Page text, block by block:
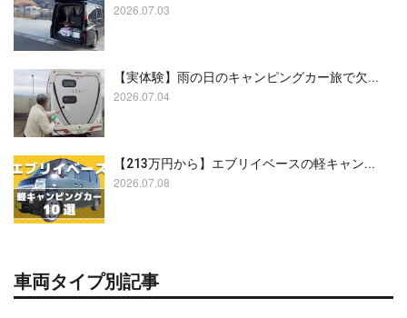
2026.07.03
【実体験】雨の日のキャンピングカー旅で欠...
2026.07.04
【213万円から】エブリイベースの軽キャン...
2026.07.08
車両タイプ別記事